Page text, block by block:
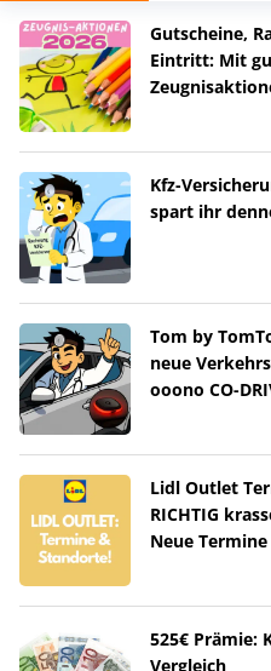
Gutscheine,
Eintritt: Mit
Kfz-
spart ihr
Tom by
neue
ooono CO-
Lidl Outlet
RICHTIG
Neue
525€ Prämie:
Vergleich